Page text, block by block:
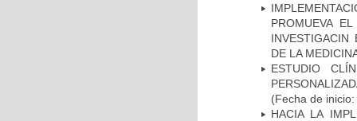
PROMUEVA
INVESTIGACIN
DE LA
ESTUDIO
(Fecha de
HACIA LA